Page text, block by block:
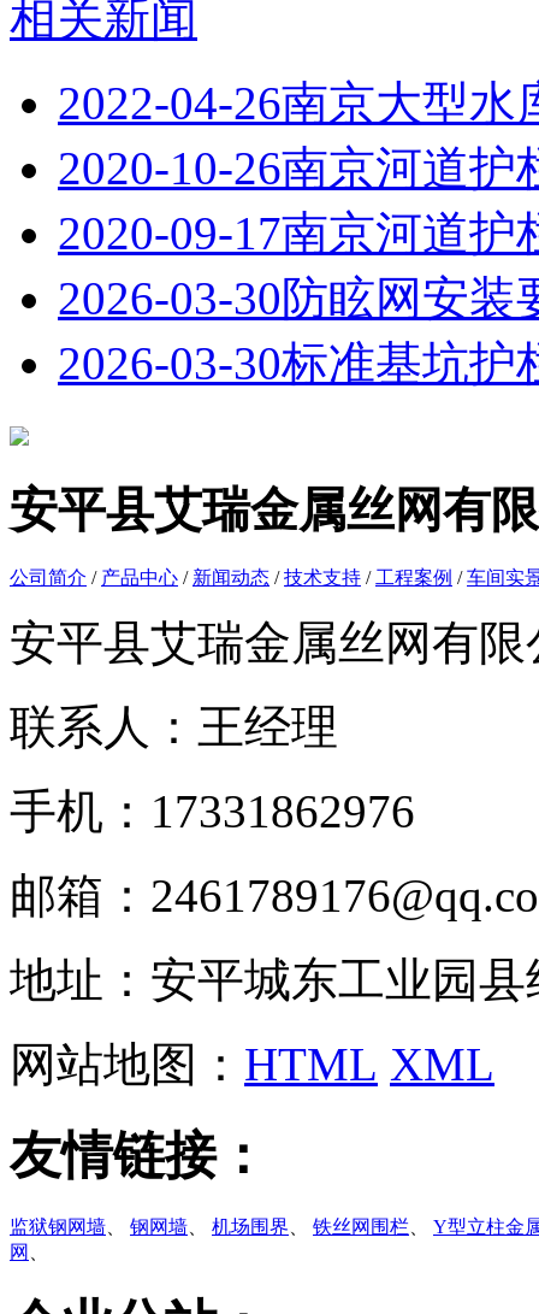
相关新闻
2022-04-26南京大型水
2020-10-26南京河道护
2020-09-17南京河道护
2026-03-30防眩网安装
2026-03-30标准基坑护
安平县艾瑞金属丝网有
公司简介 / 产品中心 / 新闻动态 /技术支持 / 工程案例 /车间实
安平县艾瑞金属丝网有限
联系人：王经理
手机：17331862976
邮箱：
地址：安平城东工业园县
网站地图： HTML XML
友情链接：
监狱钢网墙 钢网墙 机场围界 铁丝网围栏
Y型立柱金
网